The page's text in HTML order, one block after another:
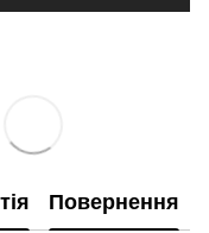
Повернення